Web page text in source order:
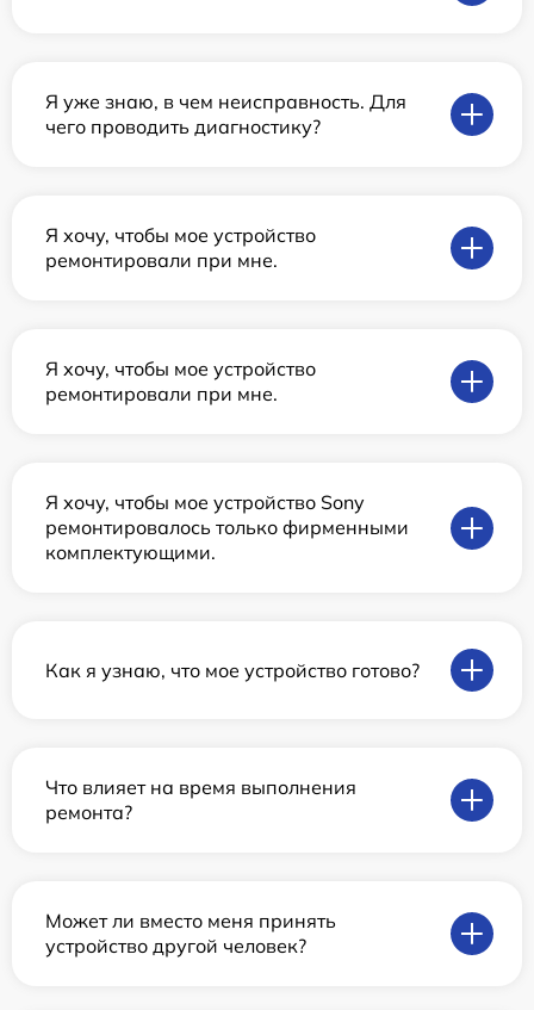
Я уже знаю, в чем неисправность. Для
чего проводить диагностику?
Я хочу, чтобы мое устройство
ремонтировали при мне.
Я хочу, чтобы мое устройство
ремонтировали при мне.
Я хочу, чтобы мое устройство Sony
ремонтировалось только фирменными
комплектующими.
Как я узнаю, что мое устройство готово?
Что влияет на время выполнения
ремонта?
Может ли вместо меня принять
устройство другой человек?